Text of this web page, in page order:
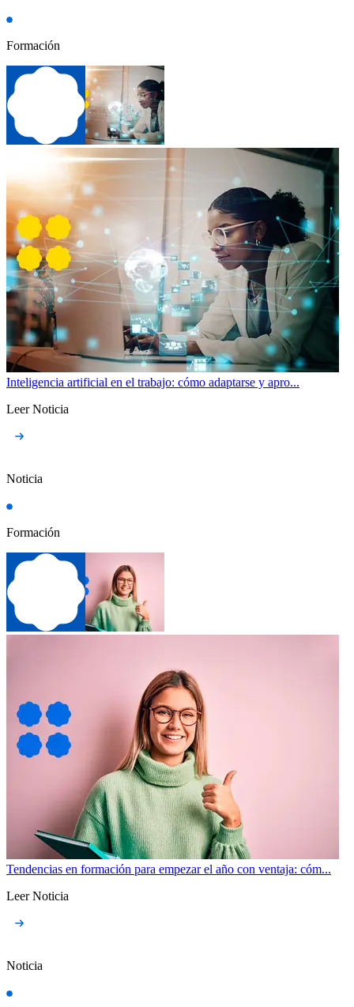
Formación
Inteligencia artificial en el trabajo: cómo adaptarse y apro...
Leer Noticia
Noticia
Formación
Tendencias en formación para empezar el año con ventaja: cóm...
Leer Noticia
Noticia